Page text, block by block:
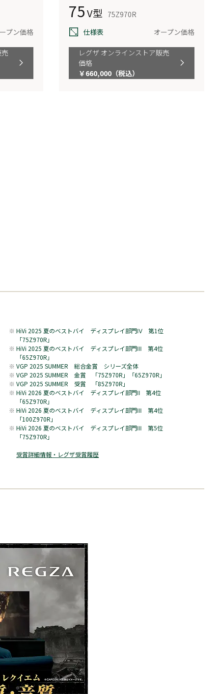
プン価格
75V型 75Z970R
仕様表
オープン価格
レグザ オンラインストア販売
価格
￥660,000（税込）
HiVi 2025 夏のベストバイ ディスプレイ部門Ⅳ 第1位
「75Z970R」
HiVi 2025 夏のベストバイ ディスプレイ部門Ⅲ 第4位
「65Z970R」
VGP 2025 SUMMER総合金賞 シリーズ全体
VGP 2025 SUMMER金賞 「75Z970R 」「65Z970R」
VGP 2025 SUMMER 受賞 「85Z970R」
HiVi 2026 夏のベストバイ ディスプレイ部門Ⅱ 第4位
「65Z970R」
HiVi 2026 夏のベストバイ ディスプレイ部門Ⅲ 第4位
「100Z970R」
HiVi 2026 夏のベストバイ ディスプレイ部門Ⅲ 第5位
「75Z970R」
受賞詳細情報・レグザ受賞履歴